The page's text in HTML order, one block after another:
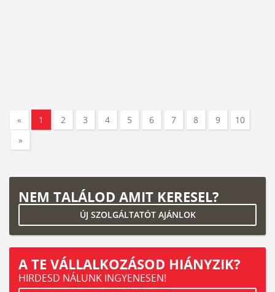
« 1 2 3 4 5 6 7 8 9
10
»
NEM TALÁLOD AMIT KERESEL?
ÚJ SZOLGÁLTATÓT AJÁNLOK
A TE VÁLLALKOZÁSOD HIÁNYZIK?
HIRDESD NÁLUNK INGYENESEN!